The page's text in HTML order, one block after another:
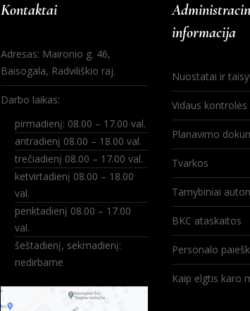
Kontaktai
Adresas: Maironio g. 46,
Baisogala, Radviliškio raj.
Darbo laikas:
pirmadienį: 08.00 – 17.00 val.
antradienį 08.00 – 18.00 val.
trečiadienį 08.00 – 17.00 val.
ketvirtadienį 08.00 – 18.00
val.
penktadienį 08.00 – 17.00
val.
šeštadienį, sekmadienį:
nedirbame
informacija
Nuostatai ir
Vidaus kontrolės
Planavimo
Tvarkos
Tarnybiniai
BKC ataskaitos
Personalo
Kaip elgtis karo